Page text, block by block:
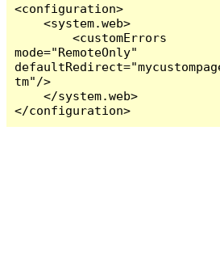
<configuration>
    <system.web>
        <customErrors
mode="RemoteOnly"
tm"/>
    </system.web>
</configuration>